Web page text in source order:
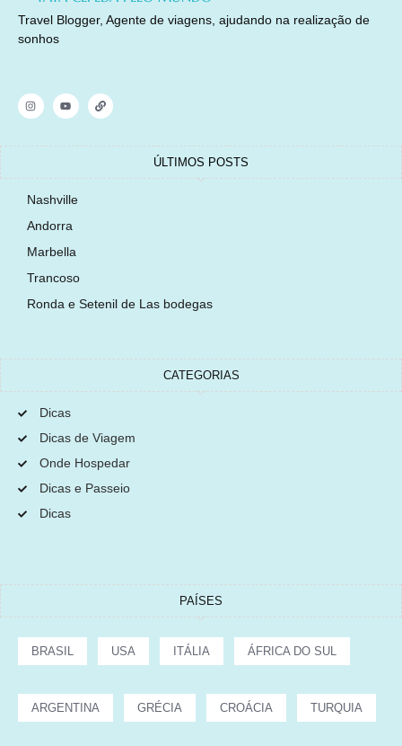
Travel Blogger, Agente de viagens, ajudando na realização de
sonhos
ÚLTIMOS POSTS
Nashville
Andorra
Marbella
Trancoso
Ronda e Setenil de Las bodegas
CATEGORIAS
Dicas
Dicas de Viagem
Onde Hospedar
Dicas e Passeio
Dicas
PAÍSES
BRASIL USA ITÁLIA ÁFRICA DO SUL
ARGENTINA GRÉCIA CROÁCIA TURQUIA